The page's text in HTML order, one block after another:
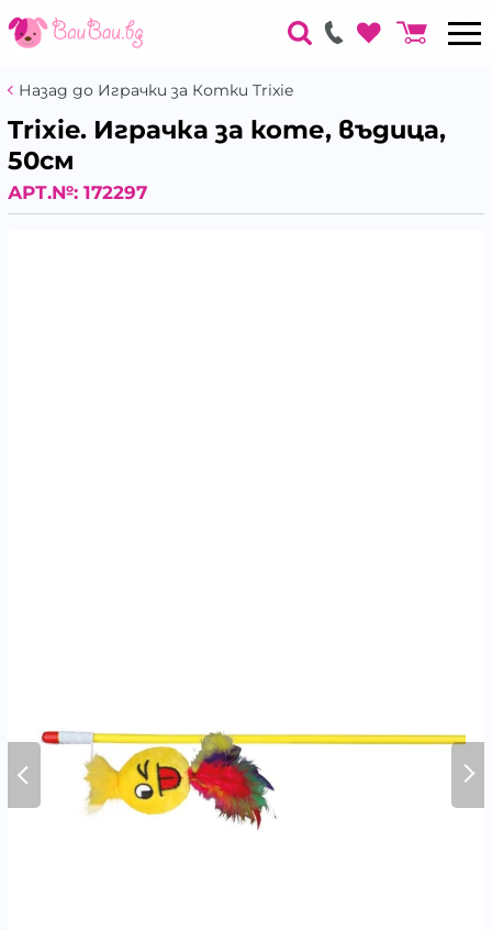
Назад до Играчки за Котки Trixie
Trixie. Играчка за коте, въдица,
50см
АРТ.№: 172297